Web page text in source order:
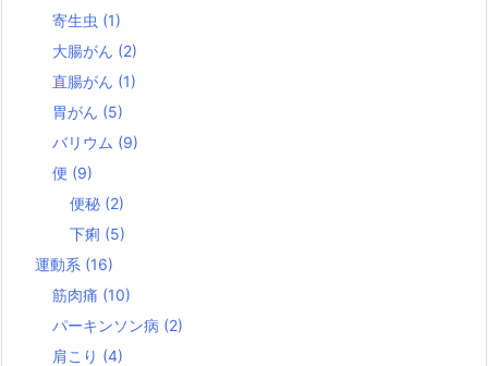
寄生虫 (1)
大腸がん (2)
直腸がん (1)
胃がん (5)
バリウム (9)
便 (9)
便秘 (2)
下痢 (5)
運動系 (16)
筋肉痛 (10)
パーキンソン病 (2)
肩こり (4)